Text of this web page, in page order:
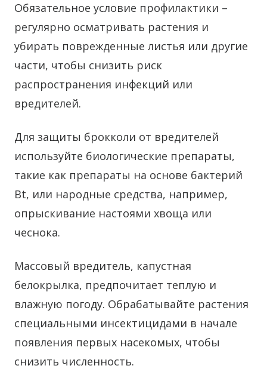
Обязательное условие профилактики –
регулярно осматривать растения и
убирать поврежденные листья или другие
части, чтобы снизить риск
распространения инфекций или
вредителей.
Для защиты брокколи от вредителей
используйте биологические препараты,
такие как препараты на основе бактерий
Bt, или народные средства, например,
опрыскивание настоями хвоща или
чеснока.
Массовый вредитель, капустная
белокрылка, предпочитает теплую и
влажную погоду. Обрабатывайте растения
специальными инсектицидами в начале
появления первых насекомых, чтобы
снизить численность.